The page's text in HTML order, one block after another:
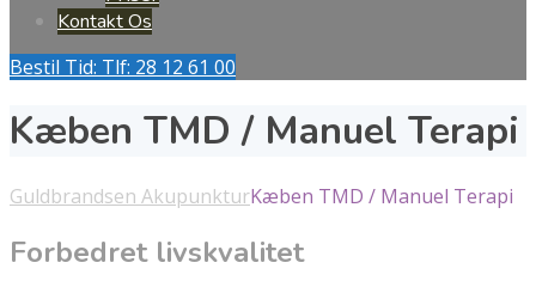
Kontakt Os
Bestil Tid: Tlf: 28 12 61 00
Kæben TMD / Manuel Terapi
Guldbrandsen AkupunkturKæben TMD / Manuel Terapi
Forbedret livskvalitet